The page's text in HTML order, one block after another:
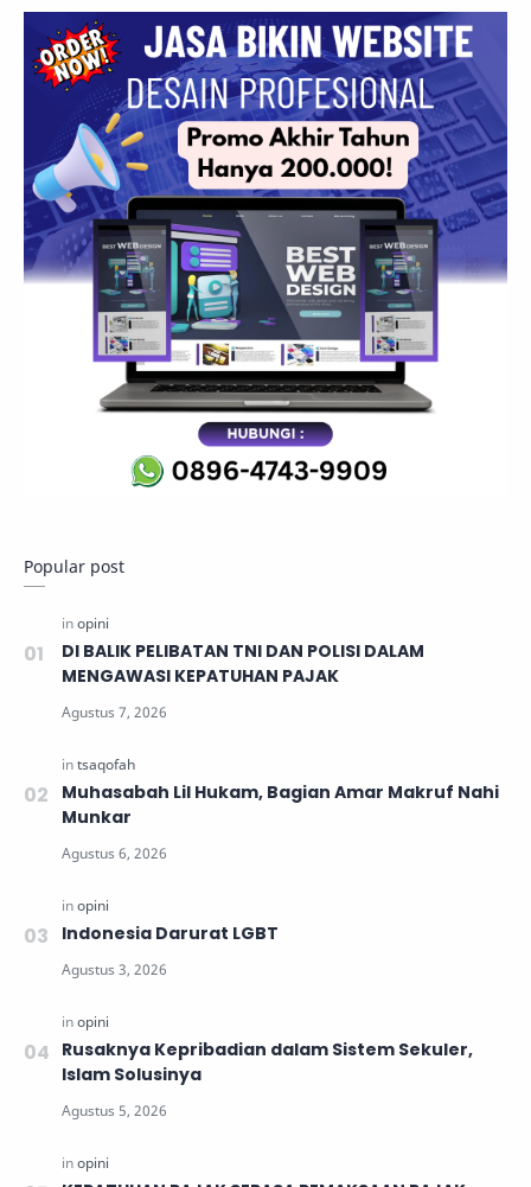
Popular post
DI BALIK PELIBATAN TNI DAN POLISI DALAM
MENGAWASI KEPATUHAN PAJAK
Muhasabah Lil Hukam, Bagian Amar Makruf Nahi
Munkar
Indonesia Darurat LGBT
Rusaknya Kepribadian dalam Sistem Sekuler,
Islam Solusinya